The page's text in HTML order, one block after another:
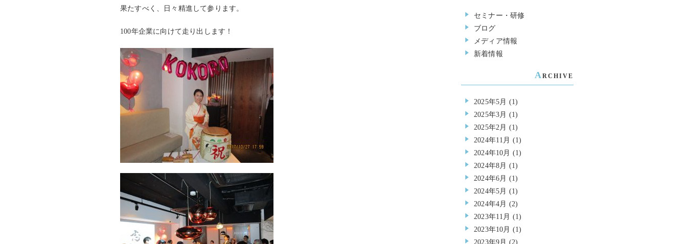
果たすべく、日々精進して参ります。
100年企業に向けて走り出します！
セミナー・研修
ブログ
メディア情報
新着情報
A RCHIVE
2025年5月 (1)
2025年3月 (1)
2025年2月 (1)
2024年11月 (1)
2024年10月 (1)
2024年8月 (1)
2024年6月 (1)
2024年5月 (1)
2024年4月 (2)
2023年11月 (1)
2023年10月 (1)
2023年9月 (2)